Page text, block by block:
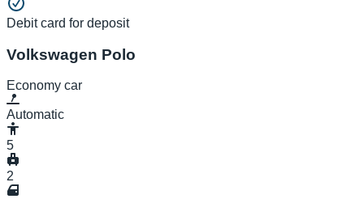
Debit card for deposit
Volkswagen Polo
Economy car
Automatic
5
2